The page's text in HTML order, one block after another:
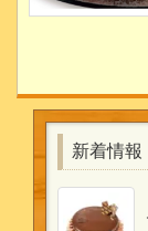
新着情報